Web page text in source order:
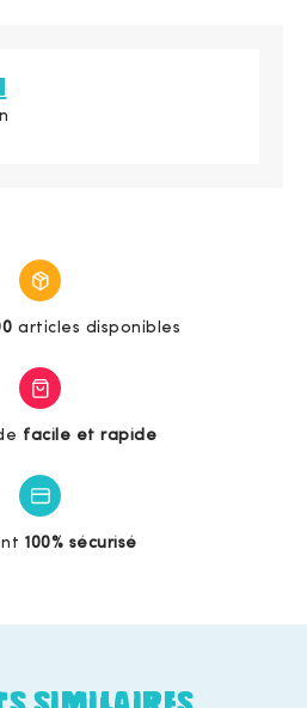
articles disponibles
facile et rapide
100% sécurisé